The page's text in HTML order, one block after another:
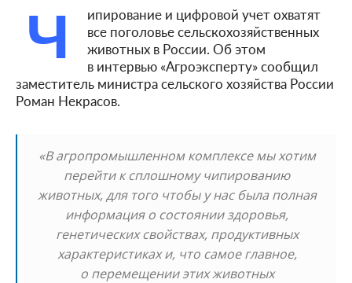
Ч
ипирование и цифровой учет охватят
все поголовье сельскохозяйственных
животных в России. Об этом
в интервью «Агроэксперту» сообщил
заместитель министра сельского хозяйства России
Роман Некрасов.
«В агропромышленном комплексе мы хотим
перейти к сплошному чипированию
животных, для того чтобы у нас была полная
информация о состоянии здоровья,
генетических свойствах, продуктивных
характеристиках и, что самое главное,
о перемещении этих животных